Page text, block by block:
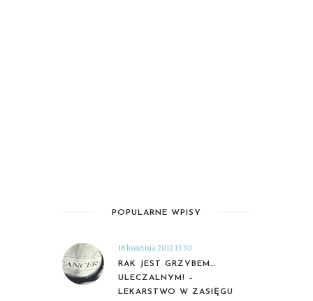
POPULARNE WPISY
18 kwietnia 2012 13:30
RAK JEST GRZYBEM…
ULECZALNYM! –
LEKARSTWO W ZASIĘGU